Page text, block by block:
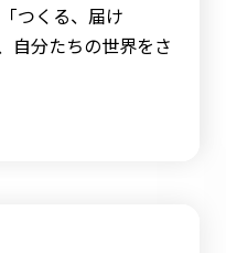
つくる、届け
自分たちの世界をさ